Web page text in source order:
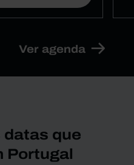
Ver agenda
datas que
Portugal